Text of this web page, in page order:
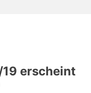
erscheint